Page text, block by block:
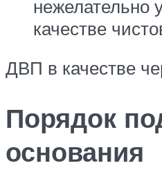
нежелательно
качестве
ДВП в качестве
Порядок
основания